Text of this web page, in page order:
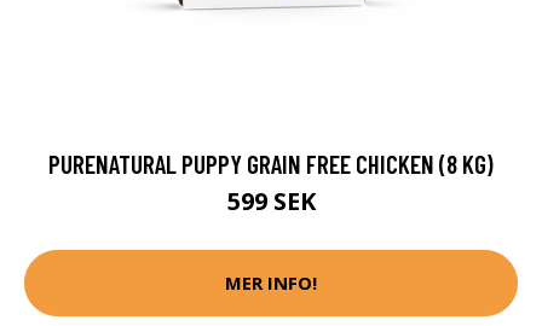
PURENATURAL PUPPY GRAIN FREE CHICKEN (8 KG)
599 SEK
MER INFO!